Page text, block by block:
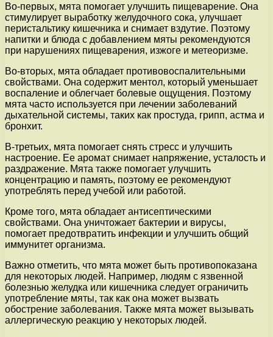
Во-первых, мята помогает улучшить пищеварение. Она
стимулирует выработку желудочного сока, улучшает
перистальтику кишечника и снимает вздутие. Поэтому
напитки и блюда с добавлением мяты рекомендуются
при нарушениях пищеварения, изжоге и метеоризме.
Во-вторых, мята обладает противовоспалительными
свойствами. Она содержит ментол, который уменьшает
воспаление и облегчает болевые ощущения. Поэтому
мята часто используется при лечении заболеваний
дыхательной системы, таких как простуда, грипп, астма и
бронхит.
В-третьих, мята помогает снять стресс и улучшить
настроение. Ее аромат снимает напряжение, усталость и
раздражение. Мята также помогает улучшить
концентрацию и память, поэтому ее рекомендуют
употреблять перед учебой или работой.
Кроме того, мята обладает антисептическими
свойствами. Она уничтожает бактерии и вирусы,
помогает предотвратить инфекции и улучшить общий
иммунитет организма.
Важно отметить, что мята может быть противопоказана
для некоторых людей. Например, людям с язвенной
болезнью желудка или кишечника следует ограничить
употребление мяты, так как она может вызвать
обострение заболевания. Также мята может вызывать
аллергическую реакцию у некоторых людей.